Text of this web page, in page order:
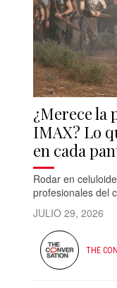
¿Merece la
IMAX? Lo
en cada
Rodar en
profesionales del
JULIO 29, 2026
THE